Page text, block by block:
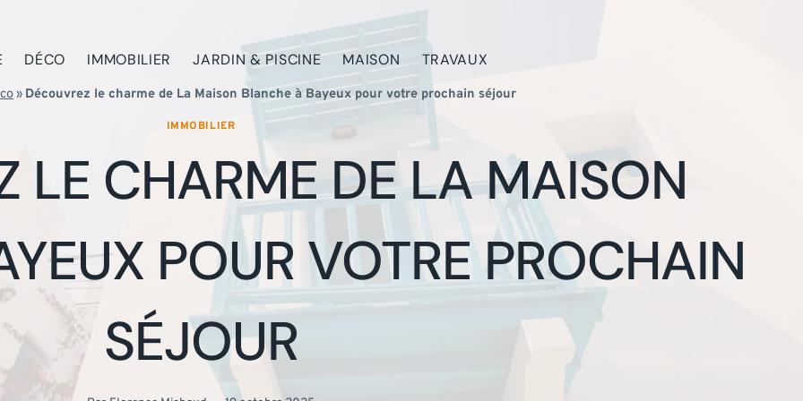
DÉCO IMMOBILIER JARDIN & PISCINE MAISON TRAVAUX
» Découvrez le charme de La Maison Blanche à Bayeux pour votre prochain séjour
IMMOBILIER
LE CHARME DE LA MAISON
POUR VOTRE PROCHAIN
SÉJOUR